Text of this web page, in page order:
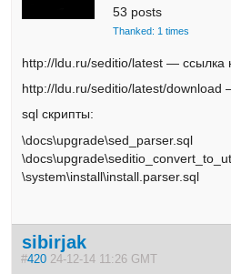
53 posts
Thanked: 1 times
http://ldu.ru/seditio/latest — ссылка
http://ldu.ru/seditio/latest/download
sql скрипты:
\docs\upgrade\sed_parser.sql
\system\install\install.parser.sql
sibirjak
#420 24-12-14 11:26 GMT